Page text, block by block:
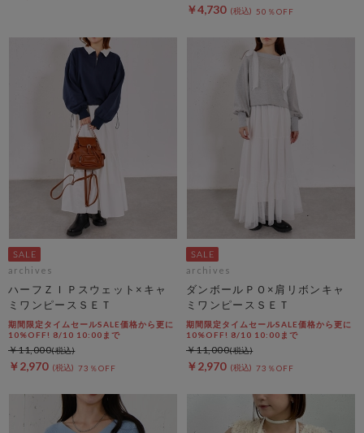
￥4,730 50％OFF
archives
ハーフＺＩＰスウェット×キャ
ミワンピースＳＥＴ
期間限定タイムセールSALE価格から更に
10%OFF! 8/10 10:00まで
￥2,970 73％OFF
￥11,000
archives
ダンボールＰＯ×肩リボンキャ
ミワンピースＳＥＴ
期間限定タイムセールSALE価格から更に
10%OFF! 8/10 10:00まで
￥2,970 73％OFF
￥11,000